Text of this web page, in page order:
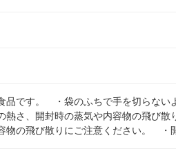
品です。 ・袋のふちで手を切らな
熱さ、開封時の蒸気や内容物の飛び
物の飛び散りにご注意ください。 ・